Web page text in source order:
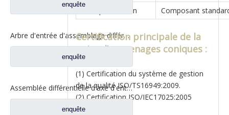
enquête
Arbre d'entrée d'assemblage différentiel pour Saic Hongyan nouveau KingKan H8B pièces de rechange de camion d'essieu 42119549 5801606629
enquête
Assemblée différentielle d'axe d'entrée pour des pièces de rechange automatiques de camion de Shacman Delong 81.35100.6593
enquête
Spécification
Composant
Certification principale de la
paire d'engrenages coniques :
(1) Certification du système de gestion
de la qualité ISO/TS16949:2009.
(2) Certification ISO/IEC17025:2005
réussie.